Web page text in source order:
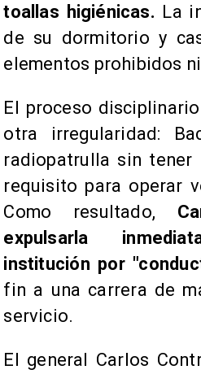
toallas higiénicas. La
de su dormitorio y
elementos prohibidos
El proceso
otra irregularidad:
radiopatrulla sin tener
requisito para operar
Como resultado,
expulsarla
institución por
fin a una carrera de
servicio.
El general Carlos